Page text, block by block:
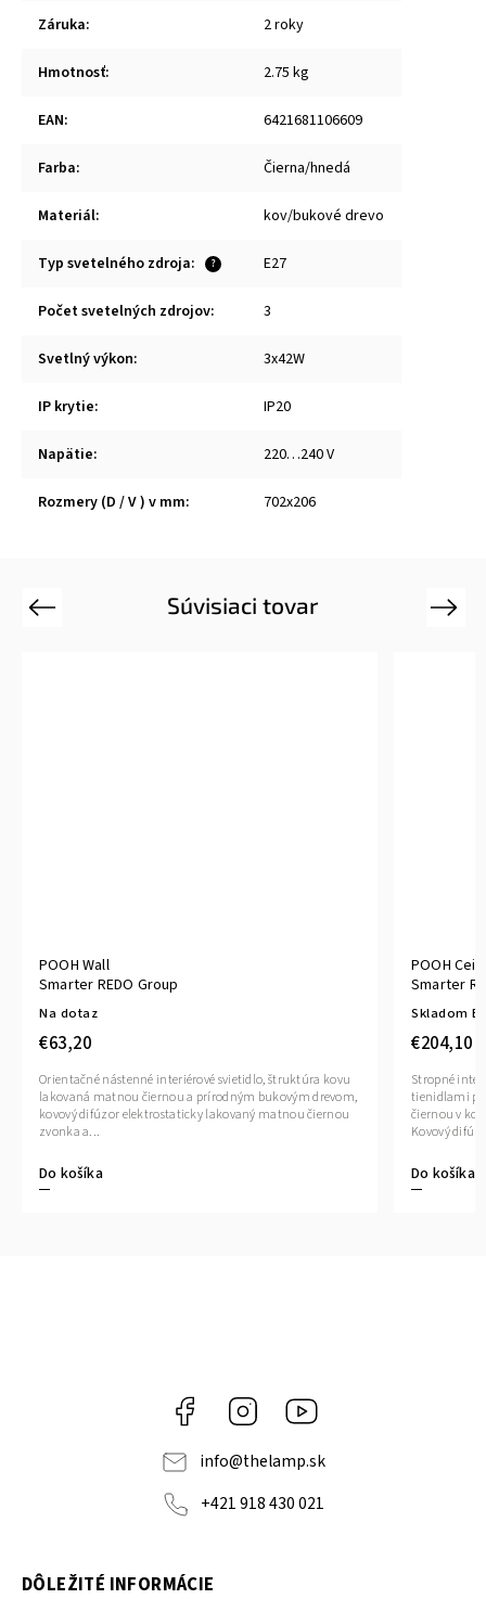
Záruka: 2 roky
Hmotnosť: 2.75 kg
EAN: 6421681106609
Farba: Čierna/hnedá
Materiál: kov/bukové drevo
?
Typ svetelného zdroja: E27
Počet svetelných zdrojov: 3
Svetlný výkon: 3x42W
IP krytie: IP20
Napätie: 220…240 V
Rozmery (D / V ) v mm: 702x206
Súvisiaci tovar
Previous
POOH Wall
Smarter REDO Group
Na dotaz
€63,20
Do košíka
Orientačné nástenné interiérové svietidlo, štruktúra kovu
lakovaná matnou čiernou a prírodným bukovým drevom,
kovový difúzor elektrostaticky lakovaný matnou čiernou
zvonka a...
POOH
Smarter
Skladom
€204,10
Do košíka
Stropné
tienidlami
čiernou v
Kovový
Next
Facebook Instagram
info@thelamp.sk
+421 918 430 021
DÔLEŽITÉ INFORMÁCIE